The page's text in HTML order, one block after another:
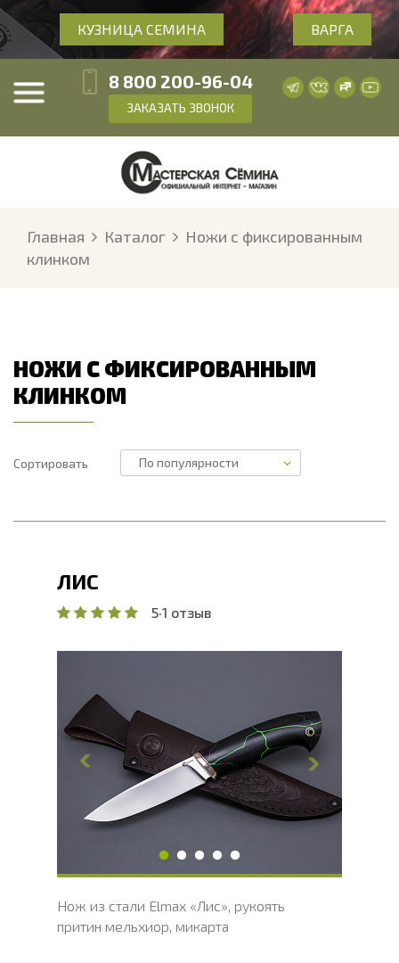
КУЗНИЦА СЕМИНА ВАРГА
8 800 200-96-04
ЗАКАЗАТЬ ЗВОНОК
Главная Каталог
Ножи с фиксированным
клинком
НОЖИ С ФИКСИРОВАННЫМ
КЛИНКОМ
Сортировать
ЛИС
5·1 отзыв
Общая длина, мм
Длина клинка, мм
120
Ширина клинка, мм
27
Толщина обуха, мм
Ширина рукояти, мм
30
Длина рукояти, мм
116
Толщина рукояти, мм
21
Твердость клинка, HRC
60 - 62 HRC
Нож из стали Elmax «Лис», рукоять
притин мельхиор, микарта